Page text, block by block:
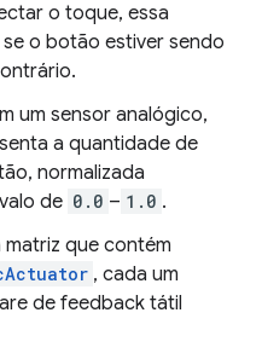
o toque, essa
se o botão estiver sendo
um sensor analógico,
a quantidade de
normalizada
de 0.0 – 1.0 .
matriz que contém
, cada um
de feedback tátil